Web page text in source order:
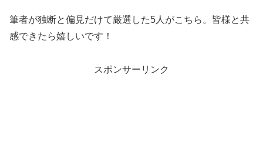
筆者が独断と偏見だけて厳選した5人がこちら。皆様と共
感できたら嬉しいです！
スポンサーリンク